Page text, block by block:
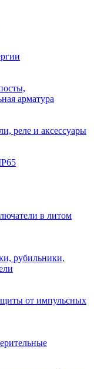
арматура
реле и аксессуары
в литом
рубильники,
от импульсных